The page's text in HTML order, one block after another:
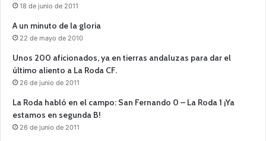
18 de junio de 2011
A un minuto de la gloria
22 de mayo de 2010
Unos 200 aficionados, ya en tierras andaluzas para dar el
último aliento a La Roda CF.
26 de junio de 2011
La Roda habló en el campo: San Fernando 0 – La Roda 1 ¡Ya
estamos en segunda B!
26 de junio de 2011